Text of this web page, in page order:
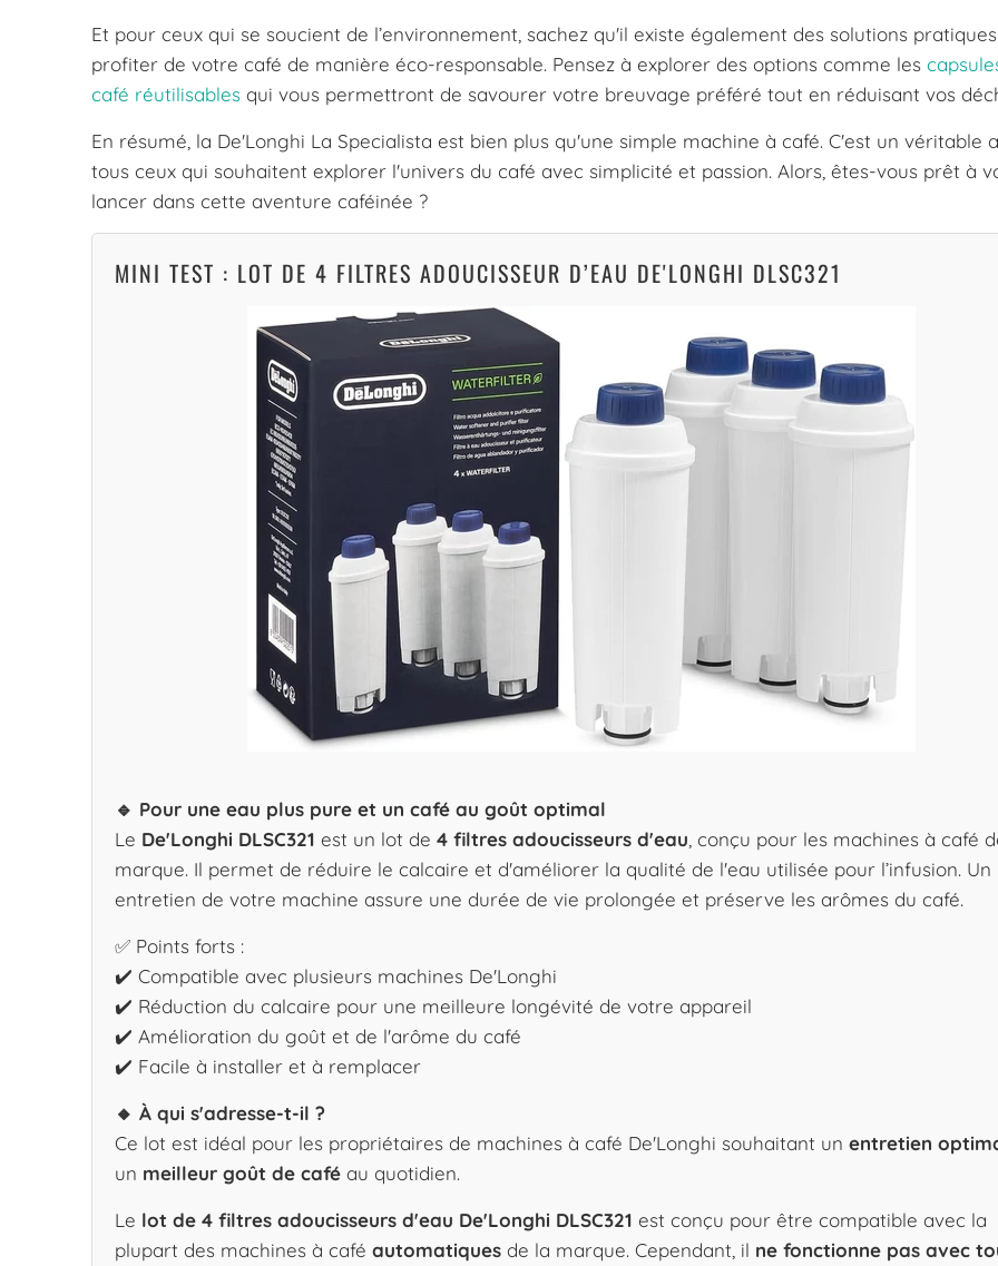
Et pour ceux qui se soucient de l’environnement, sachez qu'il existe également des solutions
profiter de votre café de manière éco-responsable. Pensez à explorer des options comme les
café réutilisables qui vous permettront de savourer votre breuvage préféré tout en réduisant vos
En résumé, la De'Longhi La Specialista est bien plus qu'une simple machine à café. C'est un véritable
tous ceux qui souhaitent explorer l'univers du café avec simplicité et passion. Alors, êtes-vous prêt à
lancer dans cette aventure caféinée ?
MINI TEST : LOT DE 4 FILTRES ADOUCISSEUR D’EAU DE'LONGHI DLSC321
🔹 Pour une eau plus pure et un café au goût optimal
Le De'Longhi DLSC321 est un lot de 4 filtres adoucisseurs d'eau , conçu pour les machines à café
marque. Il permet de réduire le calcaire et d'améliorer la qualité de l'eau utilisée pour l’infusion. Un
entretien de votre machine assure une durée de vie prolongée et préserve les arômes du café.
✅ Points forts :
✔️ Compatible avec plusieurs machines De'Longhi
✔️ Réduction du calcaire pour une meilleure longévité de votre appareil
✔️ Amélioration du goût et de l'arôme du café
✔️ Facile à installer et à remplacer
🔸 À qui s'adresse-t-il ?
Ce lot est idéal pour les propriétaires de machines à café De'Longhi souhaitant un entretien
un meilleur goût de café au quotidien.
Le lot de 4 filtres adoucisseurs d'eau De'Longhi DLSC321 est conçu pour être compatible avec la
plupart des machines à café automatiques de la marque. Cependant, il ne fonctionne pas avec